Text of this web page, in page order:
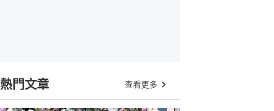
熱門文章 查看更多